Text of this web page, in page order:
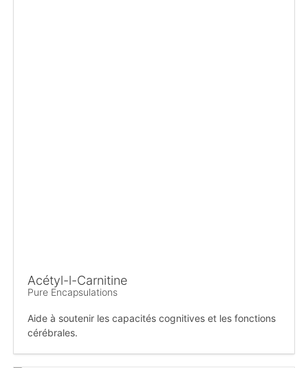
Acétyl-l-Carnitine
Pure Encapsulations
Aide à soutenir les capacités cognitives et les fonctions
cérébrales.